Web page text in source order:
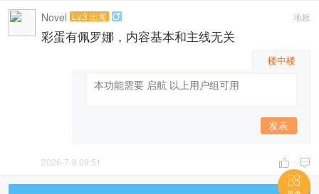
地板
Novel Lv.3 出海 
彩蛋有佩罗娜，内容基本和主线无关
楼中楼
发表
 
2026-7-8 09:51
